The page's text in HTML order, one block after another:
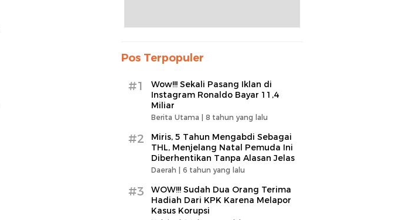
Pos Terpopuler
#1
Wow!!! Sekali Pasang Iklan di
Instagram Ronaldo Bayar 11,4
Miliar
Berita Utama | 8 tahun yang lalu
#2
Miris, 5 Tahun Mengabdi Sebagai
THL, Menjelang Natal Pemuda Ini
Diberhentikan Tanpa Alasan Jelas
Daerah | 6 tahun yang lalu
#3
WOW!!! Sudah Dua Orang Terima
Hadiah Dari KPK Karena Melapor
Kasus Korupsi